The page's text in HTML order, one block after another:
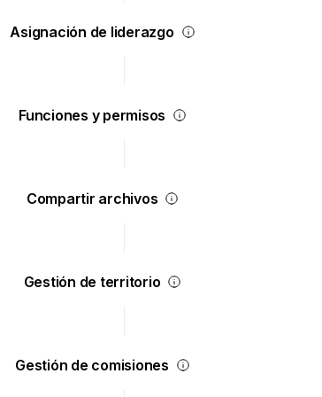
Asignación de liderazgo
Funciones y permisos
Compartir archivos
Gestión de territorio
Gestión de comisiones